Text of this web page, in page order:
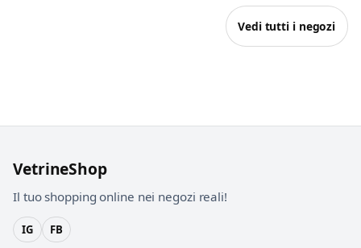
Vedi tutti i negozi
VetrineShop
Il tuo shopping online nei negozi reali!
IG FB